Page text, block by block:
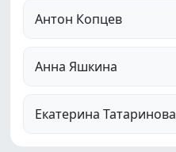
Антон Копцев
Анна Яшкина
Екатерина Татаринова